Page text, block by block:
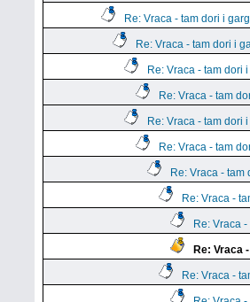
Re: Vraca - tam dori i
Re: Vraca - tam dori i
Re: Vraca - tam dori
Re: Vraca - tam
Re: Vraca - tam dori
Re: Vraca - tam
Re: Vraca -
Re: Vraca -
Re: Vraca
Re: Vraca
Re: Vraca -